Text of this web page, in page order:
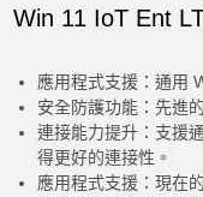
Win 11 IoT Ent
應用程式支援：通用
安全防護功能：先進
連接能力提升：支援
得更好的連接性。
應用程式支援：現在